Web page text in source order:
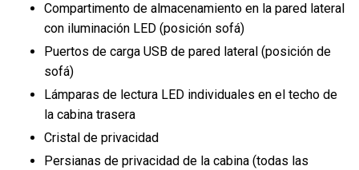
Compartimento de almacenamiento en la pared lateral
con iluminación LED (posición sofá)
Puertos de carga USB de pared lateral (posición de
sofá)
Lámparas de lectura LED individuales en el techo de
la cabina trasera
Cristal de privacidad
Persianas de privacidad de la cabina (todas las